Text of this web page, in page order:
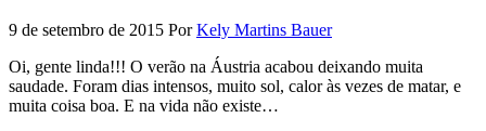
9 de setembro de 2015 Por Kely Martins Bauer
Oi, gente linda!!! O verão na Áustria acabou deixando muita
saudade. Foram dias intensos, muito sol, calor às vezes de matar, e
muita coisa boa. E na vida não existe…